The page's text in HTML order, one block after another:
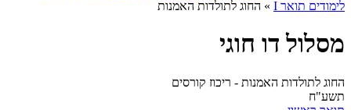
לימודים תואר I
» החוג לתולדות האמנות
מסלול דו חוגי
החוג לתולדות האמנות - ריכוז קורסים
תשע"ח